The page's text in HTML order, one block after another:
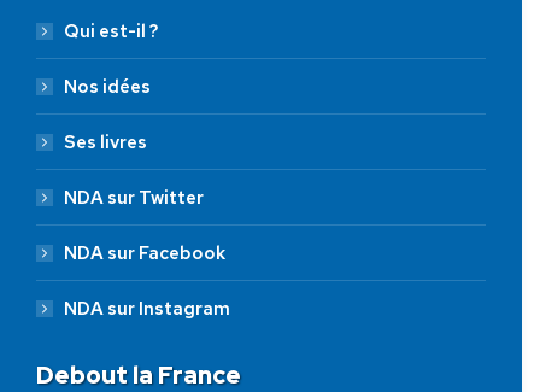
Qui est-il ?
Nos idées
Ses livres
NDA sur Twitter
NDA sur Facebook
NDA sur Instagram
Debout la France